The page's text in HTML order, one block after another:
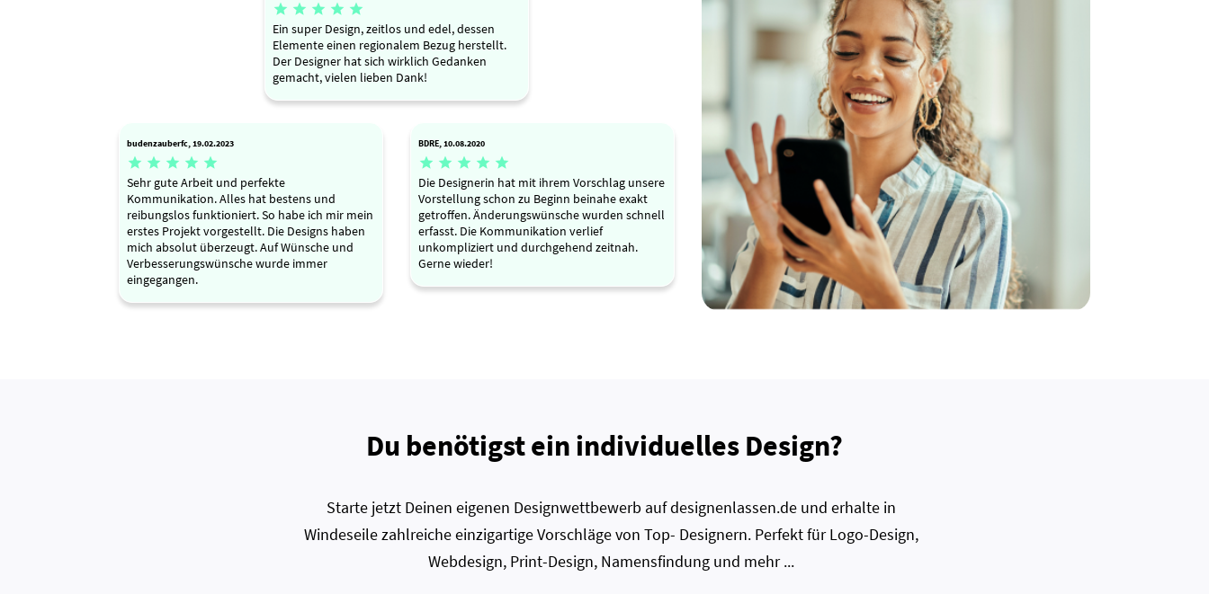
    
Ein super Design, zeitlos und edel, dessen
Elemente einen regionalem Bezug herstellt.
Der Designer hat sich wirklich Gedanken
gemacht, vielen lieben Dank!
budenzauberfc, 19.02.2023
    
Sehr gute Arbeit und perfekte
Kommunikation. Alles hat bestens und
reibungslos funktioniert. So habe ich mir mein
erstes Projekt vorgestellt. Die Designs haben
mich absolut überzeugt. Auf Wünsche und
Verbesserungswünsche wurde immer
eingegangen.
BDRE, 10.08.2020
    
Die Designerin hat mit ihrem Vorschlag unsere
Vorstellung schon zu Beginn beinahe exakt
getroffen. Änderungswünsche wurden schnell
erfasst. Die Kommunikation verlief
unkompliziert und durchgehend zeitnah.
Gerne wieder!
Du benötigst ein individuelles Design?
Starte jetzt Deinen eigenen Designwettbewerb auf designenlassen.de und erhalte in
Windeseile zahlreiche einzigartige Vorschläge von Top- Designern. Perfekt für Logo-Design,
Webdesign, Print-Design, Namensfindung und mehr ...